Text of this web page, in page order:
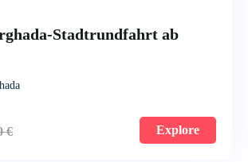
Stadtrundfahrt ab
€ Explore